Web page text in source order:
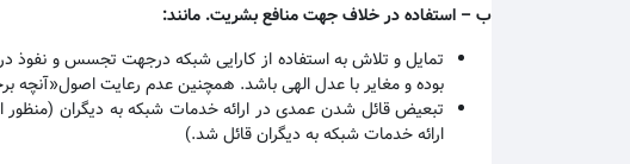
ب– استفاده در خلاف جهت منافع بشریت. مانند:
تمایل و تلاش به استفاده از کارایی شبکه درجهت تجسس و نفوذ
بوده و مغایر با عدل الهی باشد. همچنین عدم رعایت اصول«آنچه
تبعیض قائل شدن عمدی در ارائه خدمات شبکه به دیگران (منظور
ارائه خدمات شبکه به دیگران قائل شد.)